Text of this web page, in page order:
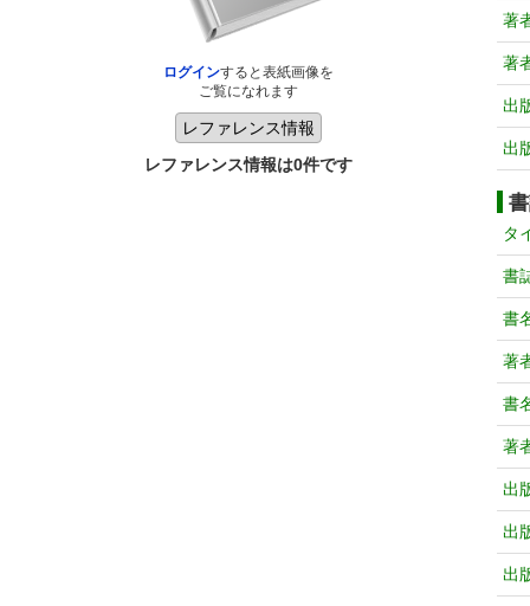
ログインすると表紙画像を
ご覧になれます
レファレンス情報は0件です
著
著
出
出
タ
書
書
著
書
著
出
出
出